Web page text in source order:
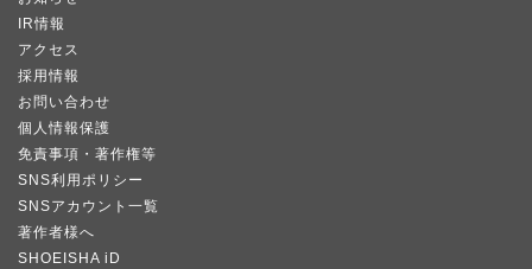
IR情報
アクセス
採用情報
お問い合わせ
個人情報保護
免責事項・著作権等
SNS利用ポリシー
SNSアカウント一覧
著作者様へ
SHOEISHA iD